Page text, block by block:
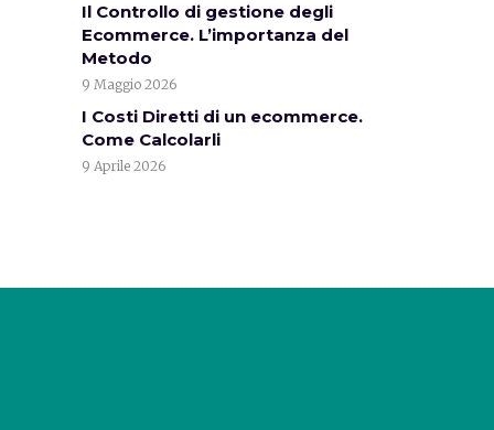
Il Controllo di gestione degli
Ecommerce. L’importanza del
Metodo
9 Maggio 2026
I Costi Diretti di un ecommerce.
Come Calcolarli
9 Aprile 2026